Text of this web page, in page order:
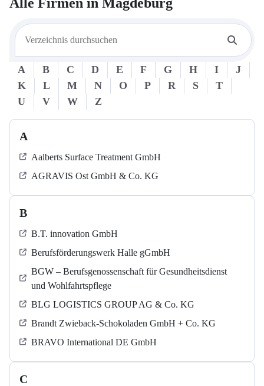
Alle Firmen in Magdeburg
A B C D E F G H I
J
K
L M N O P R S
T
U
V W Z
A
Aalberts Surface Treatment GmbH
AGRAVIS Ost GmbH & Co. KG
B
B.T. innovation GmbH
Berufsförderungswerk Halle gGmbH
BGW – Berufsgenossenschaft für Gesundheitsdienst
und Wohlfahrtspflege
BLG LOGISTICS GROUP AG & Co. KG
Brandt Zwieback-Schokoladen GmbH + Co. KG
BRAVO International DE GmbH
C